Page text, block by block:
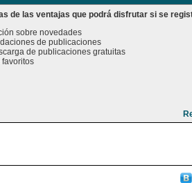
de las ventajas que podrá disfrutar si se
sobre novedades
de publicaciones
de publicaciones gratuitas